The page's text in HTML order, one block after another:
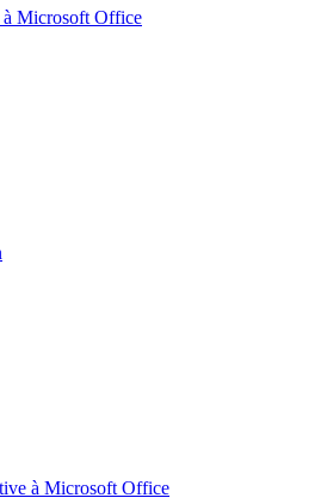
à Microsoft Office
à Microsoft Office